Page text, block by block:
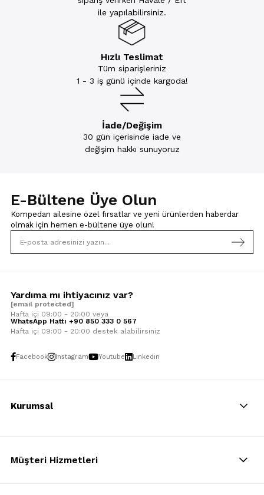
ile yapılabilirsiniz.
Hızlı Teslimat
Tüm siparişleriniz
1 - 3 iş günü içinde kargoda!
İade/Değişim
30 gün içerisinde iade ve
değişim hakkı sunuyoruz
E-Bültene Üye Olun
Kompedan ailesine özel fırsatlar ve yeni ürünlerden haberdar
olmak için hemen e-bültene üye olun!
Yardıma mı ihtiyacınız var?
[email protected]
Hafta içi 09:00 - 20:00 veya
WhatsApp Hattı +90 850 333 0 567
Hafta içi 09:00 - 20:00 destek alabilirsiniz
Facebook Instagram Youtube Linkedin
Kurumsal
Müşteri Hizmetleri